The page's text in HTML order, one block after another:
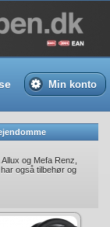
Min konto
og Mefa Renz,
også tilbehør og